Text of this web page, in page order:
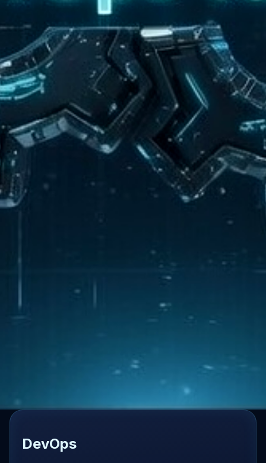
DevOps